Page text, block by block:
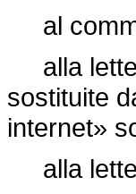
al
alla
sostituite
internet»
alla